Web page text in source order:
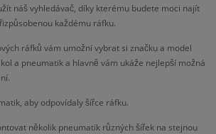
náš vyhledávač, díky kterému budete moci najít
každému ráfku.
ráfků vám umožní vybrat si značku a model
a pneumatik a hlavně vám ukáže nejlepší možná
aby odpovídaly šířce ráfku.
několik pneumatik různých šířek na stejnou